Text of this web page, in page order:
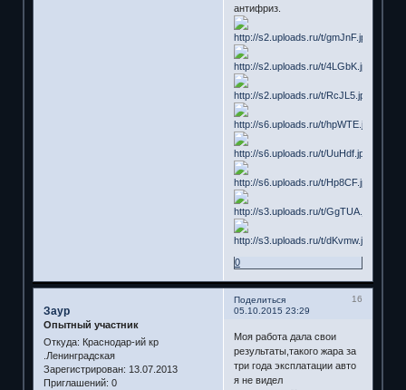
антифриз.
0
Поделиться
16
05.10.2015 23:29
Заур
Опытный участник
Откуда: Краснодар-ий кр
.Ленинградская
Зарегистрирован: 13.07.2013
Приглашений: 0
Моя работа дала свои
результаты,такого жара за
три года эксплатации авто
я не видел